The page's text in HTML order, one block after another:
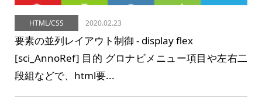
HTML/CSS 2020.02.23
要素の並列レイアウト制御 - display flex
[sci_AnnoRef] 目的 グロナビメニュー項目や左右二
段組などで、html要...